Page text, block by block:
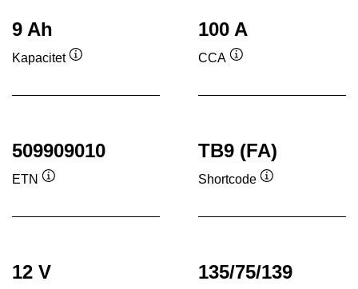
9 Ah
Kapacitet
100 A
CCA
509909010
ETN
TB9 (FA)
Shortcode
12 V 135/75/139